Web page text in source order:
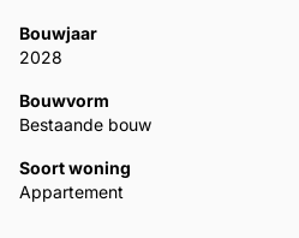
Bouwjaar
2028
Bouwvorm
Bestaande bouw
Soort woning
Appartement